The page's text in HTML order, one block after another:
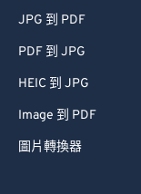
JPG 到 PDF
PDF 到 JPG
HEIC 到 JPG
Image 到 PDF
圖片轉換器